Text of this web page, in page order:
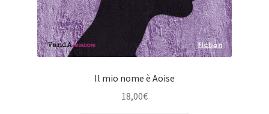
Il mio nome è Aoise
18,00€